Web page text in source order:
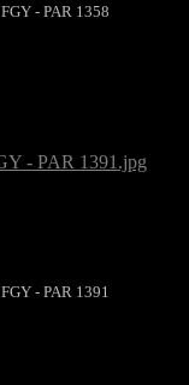
FGY - PAR 1358
FGY - PAR 1391